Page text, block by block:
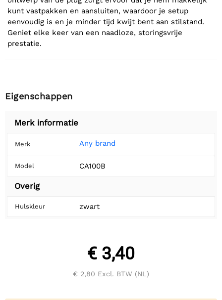
kunt vastpakken en aansluiten, waardoor je setup
eenvoudig is en je minder tijd kwijt bent aan stilstand.
Geniet elke keer van een naadloze, storingsvrije
prestatie.
Eigenschappen
Merk informatie
Merk Any brand
Model CA100B
Overig
Hulskleur zwart
€ 3,40
€ 2,80 Excl. BTW (NL)